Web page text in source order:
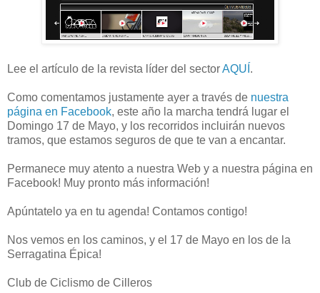
Lee el artículo de la revista líder del sectorAQUÍ .
Como comentamos justamente ayer a través de nuestra
página en Facebook, este año la marcha tendrá lugar el
Domingo 17 de Mayo, y los recorridos incluirán nuevos
tramos, que estamos seguros de que te van a encantar.
Permanece muy atento a nuestra Web y a nuestra página en
Facebook! Muy pronto más información!
Apúntatelo ya en tu agenda! Contamos contigo!
Nos vemos en los caminos, y el 17 de Mayo en los de la
Serragatina Épica!
Club de Ciclismo de Cilleros